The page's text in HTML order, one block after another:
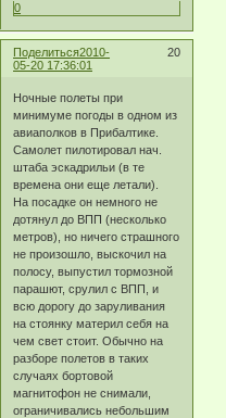
0
Поделиться 20
2010-
05-20 17:36:01
Ночные полеты при
минимуме погоды в одном из
авиаполков в Прибалтике.
Самолет пилотировал нач.
штаба эскадрильи (в те
времена они еще летали).
На посадке он немного не
дотянул до ВПП (несколько
метров), но ничего страшного
не произошло, выскочил на
полосу, выпустил тормозной
парашют, срулил с ВПП, и
всю дорогу до заруливания
на стоянку материл себя на
чем свет стоит. Обычно на
разборе полетов в таких
случаях бортовой
магнитофон не снимали,
ограничивались небольшим